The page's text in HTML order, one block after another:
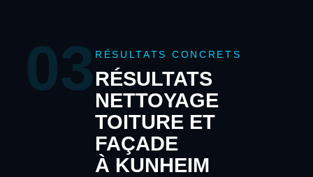
03 RÉSULTATS CONCRETS
RÉSULTATS
NETTOYAGE
TOITURE ET
FAÇADE
À KUNHEIM